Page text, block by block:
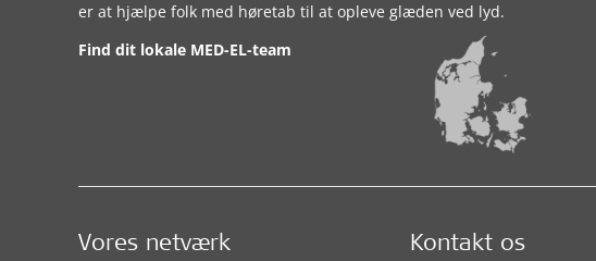
er at hjælpe folk med høretab til at opleve glæden ved lyd.
Find dit lokale MED-EL-team
Vores netværk Kontakt os